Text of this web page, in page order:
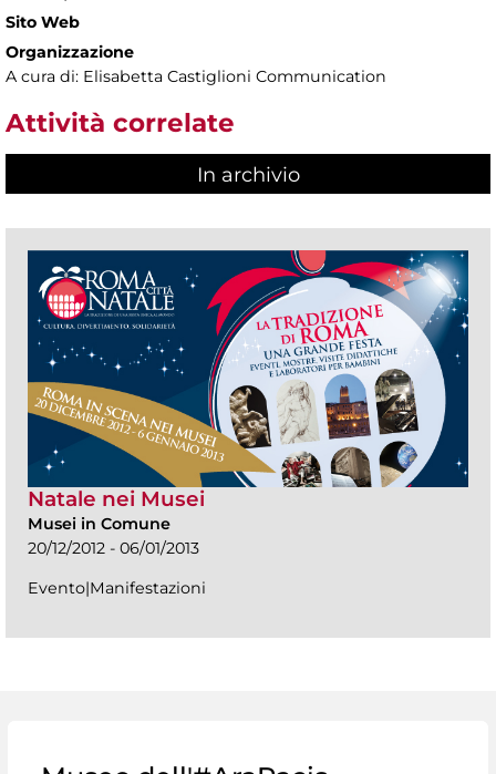
Sito Web
Organizzazione
A cura di: Elisabetta Castiglioni Communication
Attività correlate
In archivio
Natale nei Musei
Musei in Comune
20/12/2012 - 06/01/2013
Evento|Manifestazioni